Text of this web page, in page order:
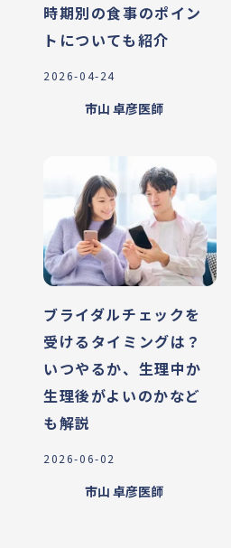
時期別の食事のポイン
トについても紹介
2026-04-24
市山 卓彦医師
ブライダルチェックを
受けるタイミングは？
いつやるか、生理中か
生理後がよいのかなど
も解説
2026-06-02
市山 卓彦医師